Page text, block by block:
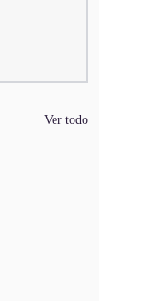
Ver todo